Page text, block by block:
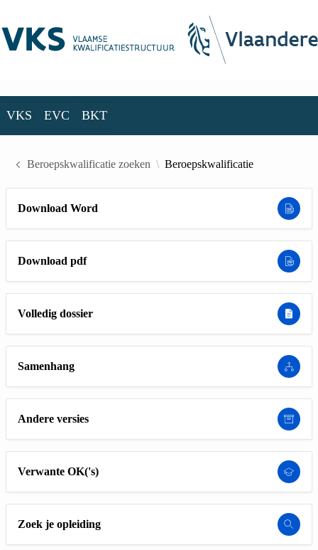
VKS EVC BKT
Beroepskwalificatie zoeken Beroepskwalificatie
Download Word
Download pdf
Volledig dossier
Samenhang
Andere versies
Verwante OK('s)
Zoek je opleiding